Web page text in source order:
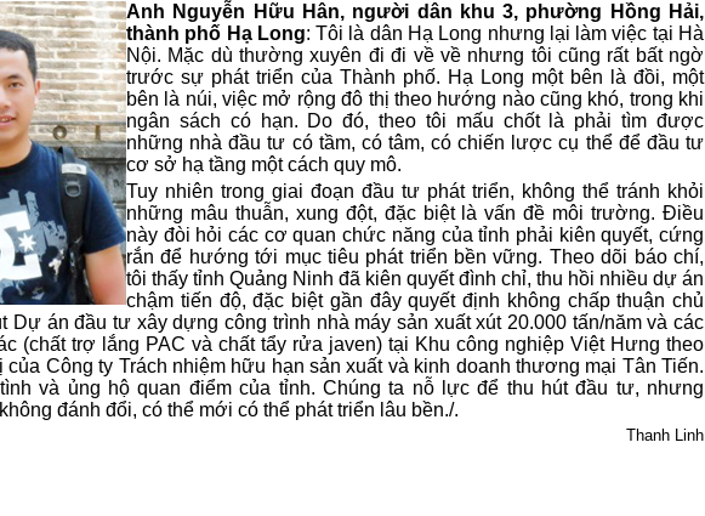
Anh Nguyễn Hữu Hân, người dân khu 3, phường Hồng Hải,
thành phố Hạ Long: Tôi là dân Hạ Long nhưng lại làm việc tại Hà
Nội. Mặc dù thường xuyên đi đi về về nhưng tôi cũng rất bất ngờ
trước sự phát triển của Thành phố. Hạ Long một bên là đồi, một
bên là núi, việc mở rộng đô thị theo hướng nào cũng khó, trong khi
ngân sách có hạn. Do đó, theo tôi mấu chốt là phải tìm được
những nhà đầu tư có tầm, có tâm, có chiến lược cụ thể để đầu tư
cơ sở hạ tầng một cách quy mô.
Tuy nhiên trong giai đoạn đầu tư phát triển, không thể tránh khỏi
những mâu thuẫn, xung đột, đặc biệt là vấn đề môi trường. Điều
này đòi hỏi các cơ quan chức năng của tỉnh phải kiên quyết, cứng
rắn để hướng tới mục tiêu phát triển bền vững. Theo dõi báo chí,
tôi thấy tỉnh Quảng Ninh đã kiên quyết đình chỉ, thu hồi nhiều dự án
chậm tiến độ, đặc biệt gần đây quyết định không chấp thuận chủ
Dự án đầu tư xây dựng công trình nhà máy sản xuất xút 20.000 tấn/năm và các
(chất trợ lắng PAC và chất tẩy rửa javen) tại Khu công nghiệp Việt Hưng theo
của Công ty Trách nhiệm hữu hạn sản xuất và kinh doanh thương mại Tân Tiến.
và ủng hộ quan điểm của tỉnh. Chúng ta nỗ lực để thu hút đầu tư, nhưng
đánh đổi, có thể mới có thể phát triển lâu bền./.
Thanh Linh